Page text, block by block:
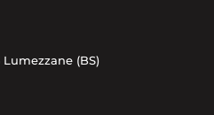
Lumezzane (BS)